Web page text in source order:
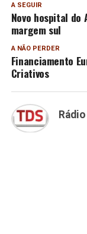
A SEGUIR
Novo hospital
margem sul
A NÃO PERDER
Financiamento
Criativos